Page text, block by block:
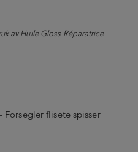
av Huile Gloss Réparatrice
Forsegler flisete spisser